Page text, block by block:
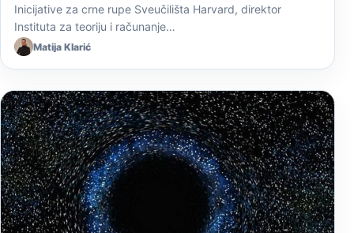
Inicijative za crne rupe Sveučilišta Harvard, direktor
Instituta za teoriju i računanje…
Matija Klarić